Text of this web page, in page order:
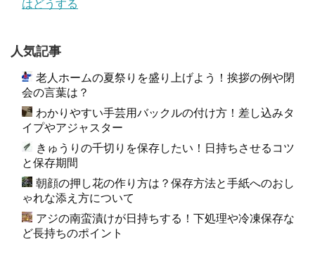
はどうする
人気記事
老人ホームの夏祭りを盛り上げよう！挨拶の例や閉
会の言葉は？
わかりやすい手芸用バックルの付け方！差し込みタ
イプやアジャスター
きゅうりの千切りを保存したい！日持ちさせるコツ
と保存期間
朝顔の押し花の作り方は？保存方法と手紙へのおし
ゃれな添え方について
アジの南蛮漬けが日持ちする！下処理や冷凍保存な
ど長持ちのポイント